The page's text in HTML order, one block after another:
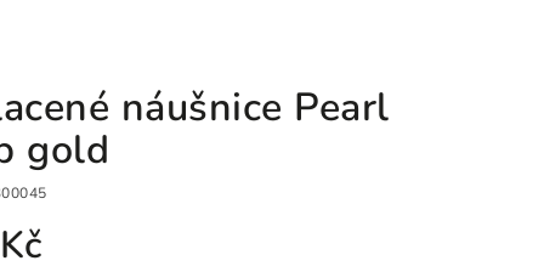
náušnice Pearl
gold